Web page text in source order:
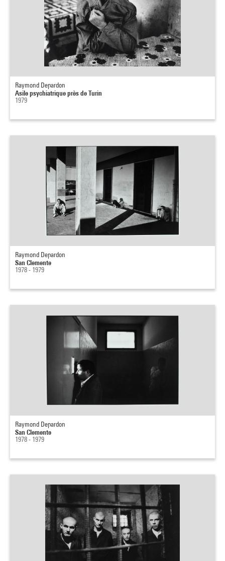
Raymond Depardon
Asile psychiatrique près de Turin
1979
Raymond Depardon
San Clemente
1978 - 1979
Raymond Depardon
San Clemente
1978 - 1979